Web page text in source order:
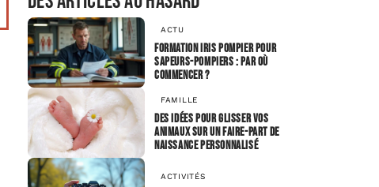
ACTU
Formation IRIS Pompier pour
sapeurs-pompiers : par où
commencer ?
FAMILLE
Des idées pour glisser vos
animaux sur un faire-part de
naissance personnalisé
ACTIVITÉS